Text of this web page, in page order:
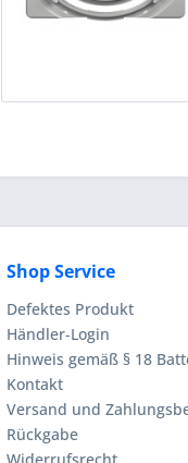
Shop Service
Defektes Produkt
Händler-Login
Hinweis gemäß § 18
Kontakt
Versand und
Rückgabe